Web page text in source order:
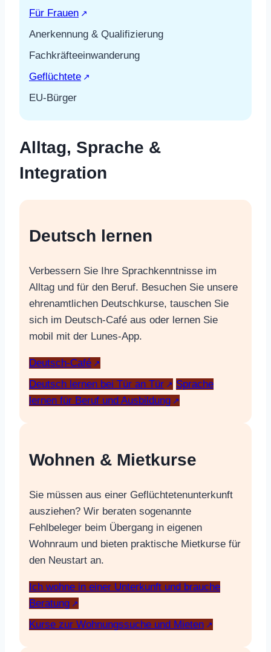
Für Frauen
Anerkennung & Qualifizierung
Fachkräfteeinwanderung
Geflüchtete
EU-Bürger
Alltag, Sprache &
Integration
Deutsch lernen
Verbessern Sie Ihre Sprachkenntnisse im
Alltag und für den Beruf. Besuchen Sie unsere
ehrenamtlichen Deutschkurse, tauschen Sie
sich im Deutsch-Café aus oder lernen Sie
mobil mit der Lunes-App.
Deutsch-Café
Deutsch lernen bei Tür an Tür
Sprache
lernen für Beruf und Ausbildung
Wohnen & Mietkurse
Sie müssen aus einer Geflüchtetenunterkunft
ausziehen? Wir beraten sogenannte
Fehlbeleger beim Übergang in eigenen
Wohnraum und bieten praktische Mietkurse für
den Neustart an.
Ich wohne in einer Unterkunft und brauche
Beratung
Kurse zur Wohnungssuche und Mieten